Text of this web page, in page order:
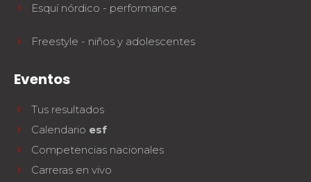
Esquí nórdico - performance
Freestyle - niños y adolescentes
Eventos
Tus resultados
Calendario esf
Competencias nacionales
Carreras en vivo